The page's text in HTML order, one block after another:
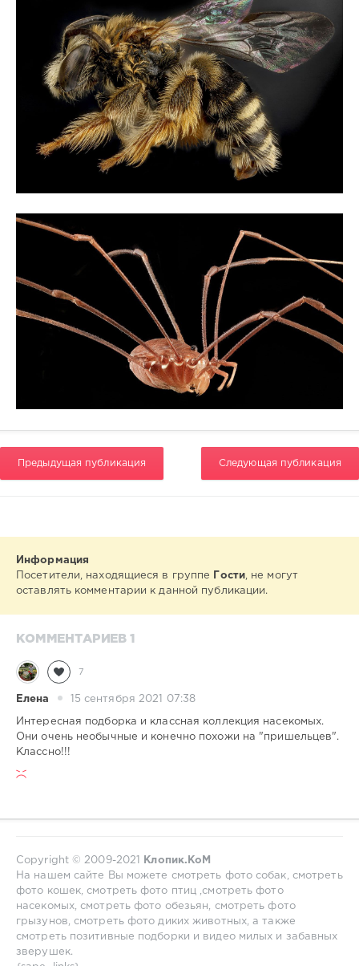
Предыдущая публикация Следующая публикация
Информация
Посетители, находящиеся в группе
Гости, не могут
оставлять комментарии к данной публикации.
КОММЕНТАРИЕВ 1
7
Елена 15 сентября 2021 07:38
Интересная подборка и классная коллекция насекомых.
Они очень необычные и конечно похожи на "пришельцев".
Классно!!!
Copyright © 2009-2021
Клопик.КоМ
На нашем сайте Вы можете смотреть фото собак, смотреть
фото кошек, смотреть фото птиц ,смотреть фото
насекомых, смотреть фото обезьян, смотреть фото
грызунов, смотреть фото диких животных, а также
смотреть позитивные подборки и видео милых и забавных
зверушек.